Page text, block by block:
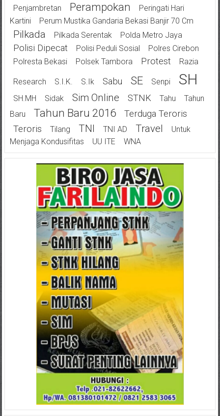
Penjambretan
Perampokan
Peringati Hari
Kartini
Perum Mustika Gandaria Bekasi Banjir 70 Cm
Pilkada Pilkada Serentak Polda Metro Jaya
Polisi Dipecat Polisi Peduli Sosial
Polres Cirebon
Polresta Bekasi
Polsek Tambora Protest Razia
Research S.I.K. S.Ik Sabu SE Senpi SH
SH.MH Sidak Sim Online STNK Tahu
Tahun
Baru
Tahun Baru 2016
Terduga Teroris
Teroris
Tilang TNI TNI AD Travel
Untuk
Menjaga Kondusifitas
UU ITE WNA